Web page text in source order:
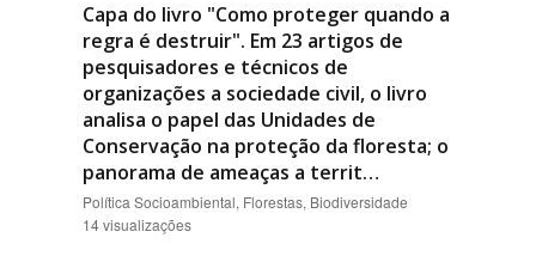
Capa do livro "Como proteger quando a
regra é destruir". Em 23 artigos de
pesquisadores e técnicos de
organizações a sociedade civil, o livro
analisa o papel das Unidades de
Conservação na proteção da floresta; o
panorama de ameaças a territ…
Política Socioambiental, Florestas, Biodiversidade
14 visualizações